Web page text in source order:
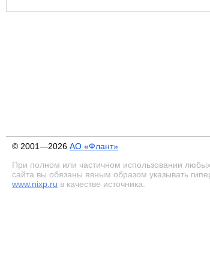
© 2001—2026 АО «Флант»
При полном или частичном использовании
сайта вы обязаны явным образом указывать
www.nixp.ru в качестве источника.